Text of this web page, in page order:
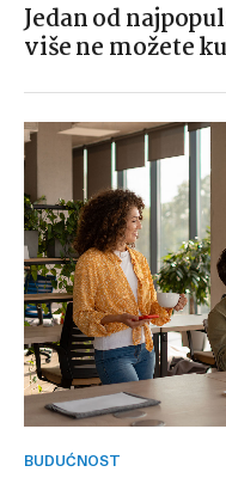
Jedan od
više ne možete
BUDUĆNOST